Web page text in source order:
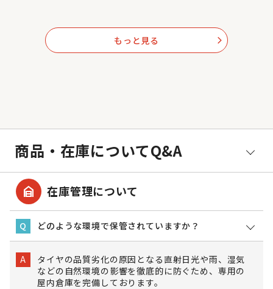
もっと見る arrow_forward_ios
商品・在庫についてQ&A
garage_home 在庫管理について
Q どのような環境で保管されていますか？
A
タイヤの品質劣化の原因となる直射日光や雨、湿気
などの自然環境の影響を徹底的に防ぐため、専用の
屋内倉庫を完備しております。